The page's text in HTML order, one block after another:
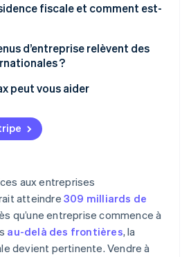
fiscale et comment est-
stable ?
d’entreprise relèvent des
?
peut vous aider
aux entreprises
atteindre 309 milliards de
qu’une entreprise commence à
au-delà des frontières, la
devient pertinente. Vendre à